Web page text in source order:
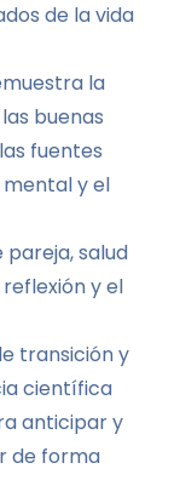
de la vida
la
buenas
fuentes
mental y el
salud
y el
transición y
científica
anticipar y
de forma